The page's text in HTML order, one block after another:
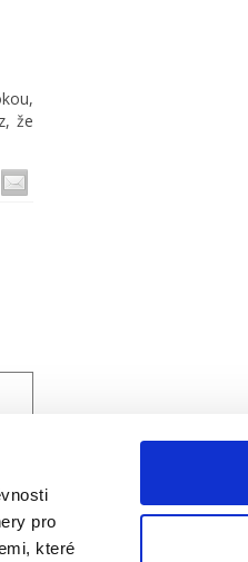
pro
které
že